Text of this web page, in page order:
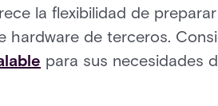
la flexibilidad de
hardware de terceros.
para sus necesidades